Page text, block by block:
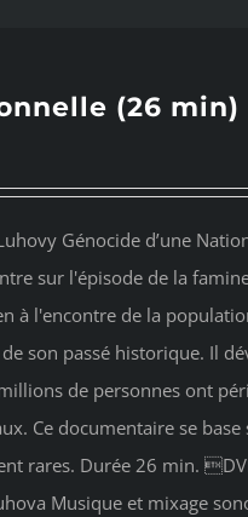
(26 min)
Génocide d’une
sur l'épisode de la
à l'encontre de la
son passé historique. Il
de personnes ont
Ce documentaire se base
rares. Durée 26 min.
Musique et mixage